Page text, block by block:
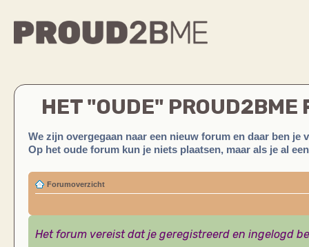
HET "OUDE" PROUD2BME
We zijn overgegaan naar een nieuw forum en daar ben je
Op het oude forum kun je niets plaatsen, maar als je al
Forumoverzicht
Het forum vereist dat je geregistreerd en ingelogd